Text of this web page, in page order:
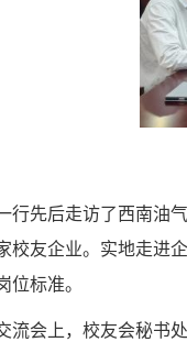
行先后走访了西南油
校友企业。实地走进
位标准。
流会上，校友会秘书